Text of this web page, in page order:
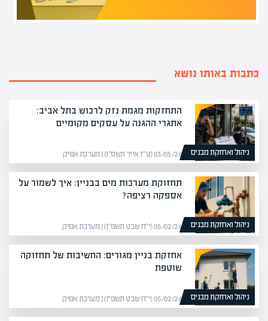
כתבות באותו נושא
ניהול ואחזקת מבנים
התחזקות מגמת נזק לרכוש בתל אביב:
אתגרי ההגנה על עסקים מקומיים
03/05/26 (ט״ז אייר תשפ״ו) | מערכת אפיק
ניהול ואחזקת מבנים
תחזוקת מערכות מים בבניין: איך לשמור על
אספקה רציפה?
05/02/26 (י״ח שבט תשפ״ו) | מערכת אפיק
ניהול ואחזקת מבנים
אחזקת בניין מגורים: החשיבות של תחזוקה
שוטפת
05/02/26 (י״ח שבט תשפ״ו) | מערכת אפיק